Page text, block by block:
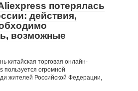
потерялась
действия,
возможные
китайская торговая онлайн-
пользуется огромной
жителей Российской Федерации,